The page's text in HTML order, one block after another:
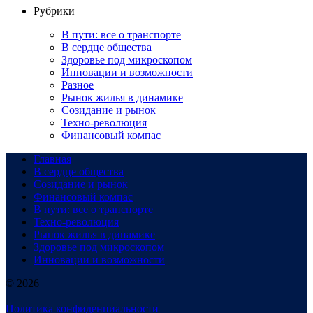
Рубрики
В пути: все о транспорте
В сердце общества
Здоровье под микроскопом
Инновации и возможности
Разное
Рынок жилья в динамике
Созидание и рынок
Техно-революция
Финансовый компас
Главная
В сердце общества
Созидание и рынок
Финансовый компас
В пути: все о транспорте
Техно-революция
Рынок жилья в динамике
Здоровье под микроскопом
Инновации и возможности
© 2026
Политика конфиденциальности